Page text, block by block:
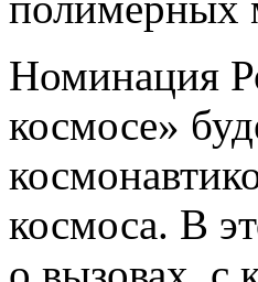
Номинация
космосе»
космоса. В